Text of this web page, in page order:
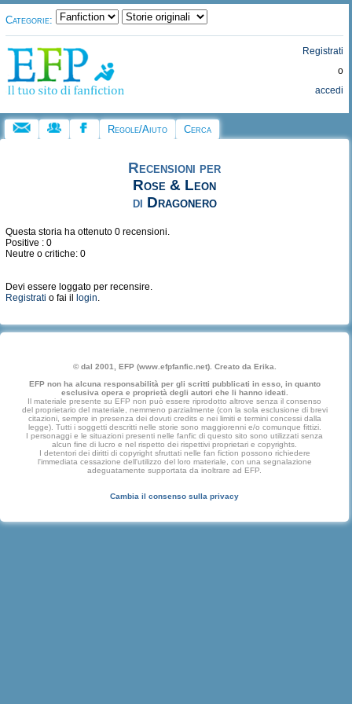
Categorie:
Registrati
o
accedi
Regole/Aiuto Cerca
Recensioni per
Rose & Leon
di Dragonero
Questa storia ha ottenuto 0 recensioni.
Positive : 0
Neutre o critiche: 0
Devi essere loggato per recensire.
Registrati o fai il login.
© dal 2001, EFP (www.efpfanfic.net). Creato da Erika.
EFP non ha alcuna responsabilità per gli scritti pubblicati in esso, in quanto
esclusiva opera e proprietà degli autori che li hanno ideati.
Il materiale presente su EFP non può essere riprodotto altrove senza il consenso
del proprietario del materiale, nemmeno parzialmente (con la sola esclusione di brevi
citazioni, sempre in presenza dei dovuti credits e nei limiti e termini concessi dalla
legge). Tutti i soggetti descritti nelle storie sono maggiorenni e/o comunque fittizi.
I personaggi e le situazioni presenti nelle fanfic di questo sito sono utilizzati senza
alcun fine di lucro e nel rispetto dei rispettivi proprietari e copyrights.
I detentori dei diritti di copyright sfruttati nelle fan fiction possono richiedere
l'immediata cessazione dell'utilizzo del loro materiale, con una segnalazione
adeguatamente supportata da inoltrare ad EFP.
Cambia il consenso sulla privacy